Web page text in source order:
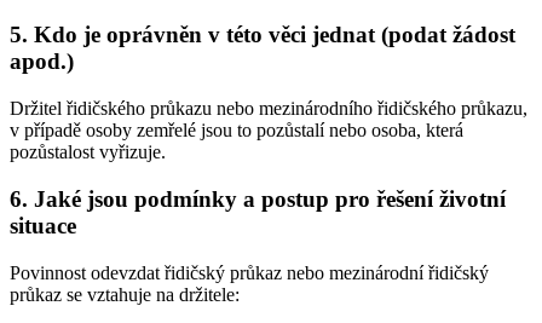
5. Kdo je oprávněn v této věci jednat (podat žádost
apod.)
Držitel řidičského průkazu nebo mezinárodního řidičského průkazu,
v případě osoby zemřelé jsou to pozůstalí nebo osoba, která
pozůstalost vyřizuje.
6. Jaké jsou podmínky a postup pro řešení životní
situace
Povinnost odevzdat řidičský průkaz nebo mezinárodní řidičský
průkaz se vztahuje na držitele: